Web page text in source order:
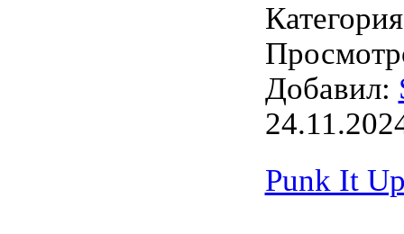
Добавил:
Punk It